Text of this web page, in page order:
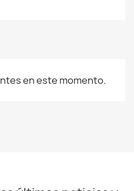
en este momento.